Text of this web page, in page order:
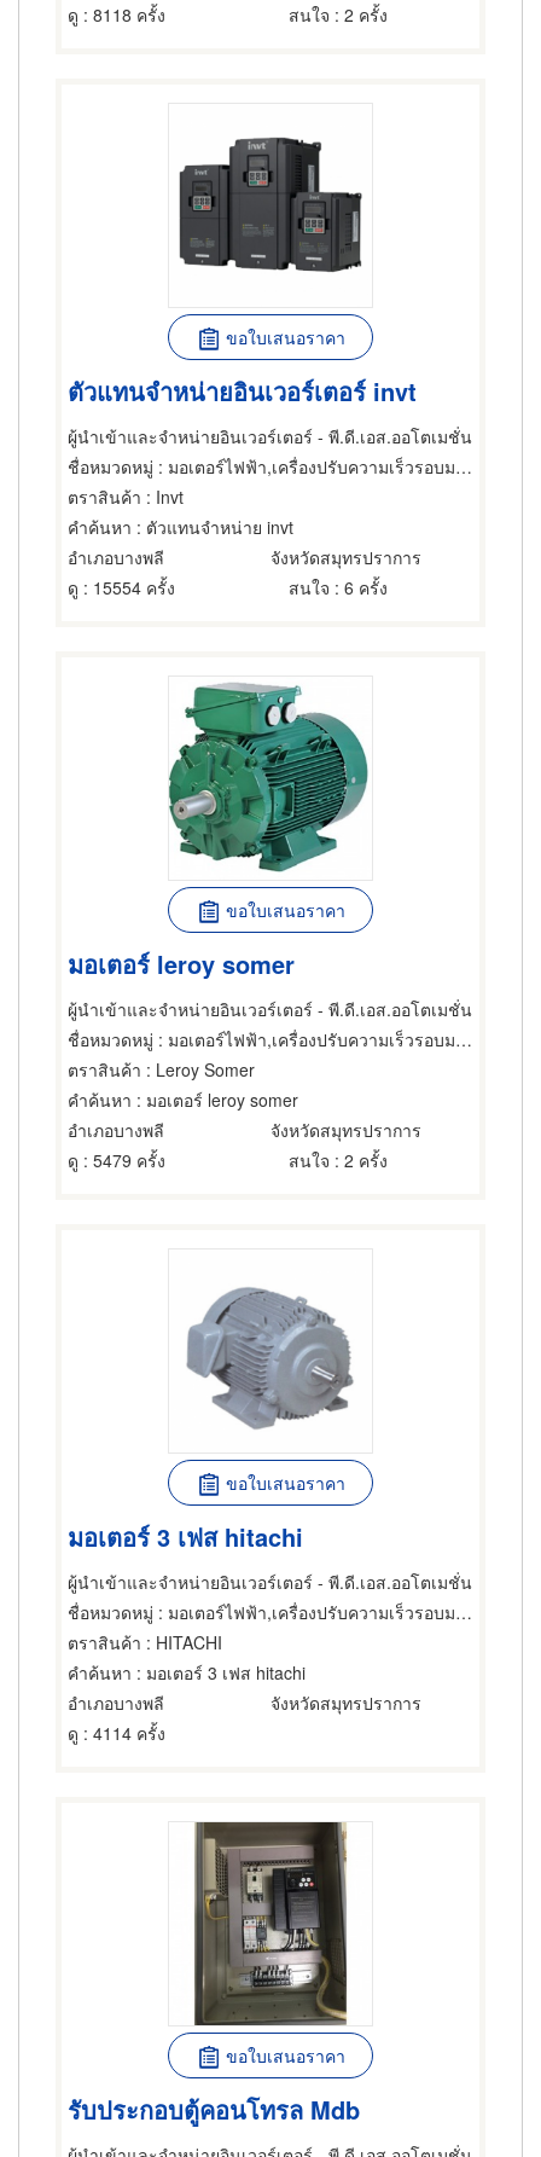
ดู : 8118 ครั้ง สนใจ : 2 ครั้ง
ขอใบเสนอราคา
ตัวแทนจำหน่ายอินเวอร์เตอร์ invt
ผู้นำเข้าและจำหน่ายอินเวอร์เตอร์ - พี.ดี.เอส.ออโตเมชั่น
ชื่อหมวดหมู่ : มอเตอร์ไฟฟ้า,เครื่องปรับความเร็วรอบมอเตอร์ไฟฟ้า,ซ่อมมอเตอร์ไฟฟ้า
ตราสินค้า : Invt
คำค้นหา : ตัวแทนจำหน่าย invt
อำเภอบางพลี
จังหวัดสมุทรปราการ
ดู : 15554 ครั้ง สนใจ : 6 ครั้ง
ขอใบเสนอราคา
มอเตอร์ leroy somer
ผู้นำเข้าและจำหน่ายอินเวอร์เตอร์ - พี.ดี.เอส.ออโตเมชั่น
ชื่อหมวดหมู่ : มอเตอร์ไฟฟ้า,เครื่องปรับความเร็วรอบมอเตอร์ไฟฟ้า,ซ่อมมอเตอร์ไฟฟ้า
ตราสินค้า : Leroy Somer
คำค้นหา : มอเตอร์ leroy somer
อำเภอบางพลี
จังหวัดสมุทรปราการ
ดู : 5479 ครั้ง สนใจ : 2 ครั้ง
ขอใบเสนอราคา
มอเตอร์ 3 เฟส hitachi
ผู้นำเข้าและจำหน่ายอินเวอร์เตอร์ - พี.ดี.เอส.ออโตเมชั่น
ชื่อหมวดหมู่ : มอเตอร์ไฟฟ้า,เครื่องปรับความเร็วรอบมอเตอร์ไฟฟ้า,ซ่อมมอเตอร์ไฟฟ้า
ตราสินค้า : HITACHI
คำค้นหา : มอเตอร์ 3 เฟส hitachi
อำเภอบางพลี
จังหวัดสมุทรปราการ
ดู : 4114 ครั้ง
ขอใบเสนอราคา
รับประกอบตู้คอนโทรล Mdb